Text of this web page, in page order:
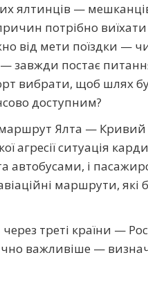
ялтинців —
потрібно
від мети поїздки —
— завжди постає
вибрати, щоб шлях
доступним?
Ялта — Кривий
ситуація
і
маршрути, які
треті країни —
важливіше —